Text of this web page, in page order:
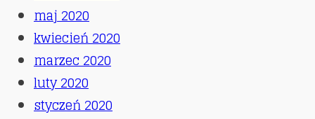
maj 2020
kwiecień 2020
marzec 2020
luty 2020
styczeń 2020